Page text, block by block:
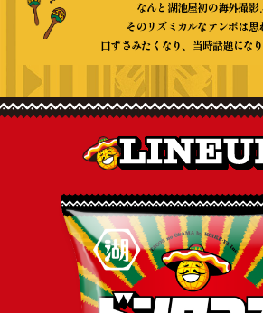
なんと湖池屋初の海外撮影
そのリズミカルなテンポは思
口ずさみたくなり、当時話題になり